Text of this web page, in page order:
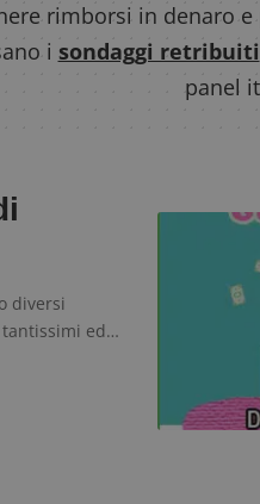
rimborsi in denaro
i sondaggi retribuiti
panel
diversi
tantissimi ed…